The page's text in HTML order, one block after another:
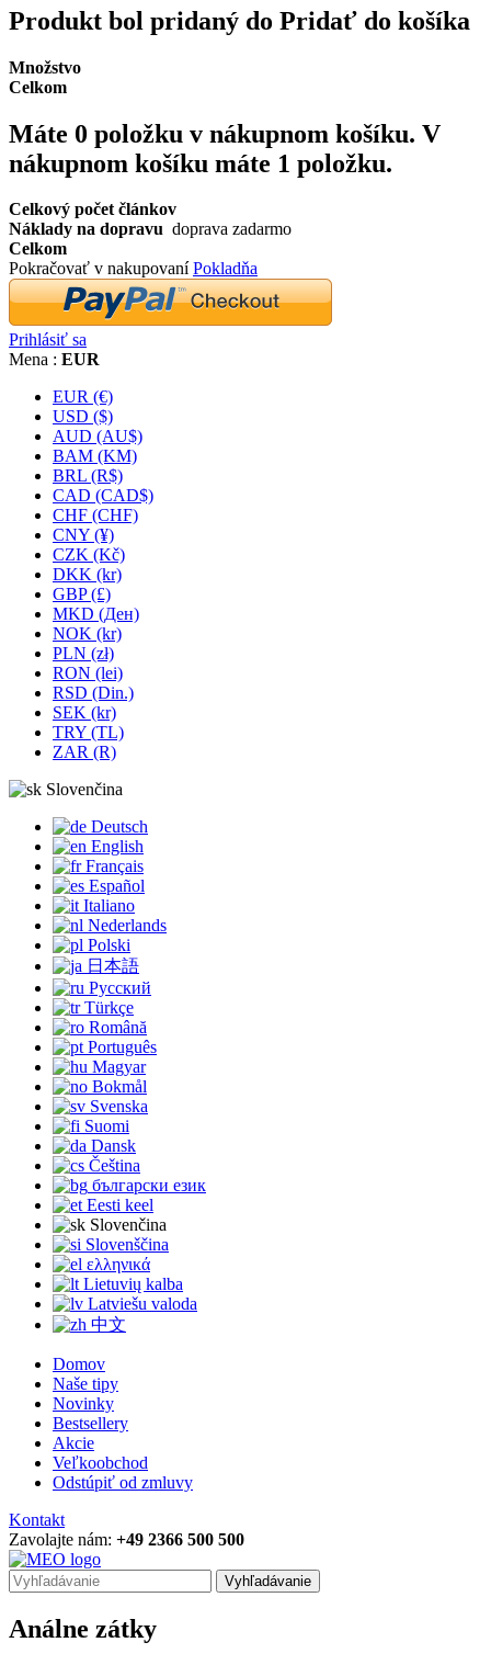
Produkt bol pridaný do Pridať do košíka
Množstvo
Celkom
Máte 0 položku v nákupnom košíku. V
nákupnom košíku máte 1 položku.
Celkový počet článkov
Náklady na dopravu doprava zadarmo
Celkom
Pokračovať v nakupovaníPokladňa
Prihlásiť sa
Mena : EUR
EUR (€)
USD ($)
AUD (AU$)
BAM (KM)
BRL (R$)
CAD (CAD$)
CHF (CHF)
CNY (¥)
CZK (Kč)
DKK (kr)
GBP (£)
MKD (Ден)
NOK (kr)
PLN (zł)
RON (lei)
RSD (Din.)
SEK (kr)
TRY (TL)
ZAR (R)
Slovenčina
Deutsch
English
Français
Español
Italiano
Nederlands
Polski
日本語
Русский
Türkçe
Română
Português
Magyar
Bokmål
Svenska
Suomi
Dansk
Čeština
български език
Eesti keel
Slovenčina
Slovenščina
ελληνικά
Lietuvių kalba
Latviešu valoda
中文
Domov
Naše tipy
Novinky
Bestsellery
Akcie
Veľkoobchod
Odstúpiť od zmluvy
Kontakt
Zavolajte nám: +49 2366 500 500
Vyhľadávanie
Análne zátky